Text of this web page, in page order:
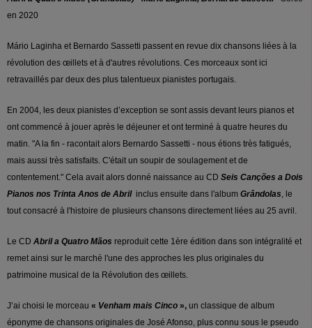
en 2020
Mário Laginha et Bernardo Sassetti passent en revue dix chansons liées à la
révolution des œillets et à d'autres révolutions. Ces morceaux sont ici
retravaillés par deux des plus talentueux pianistes portugais.
En 2004, les deux pianistes d’exception se sont assis devant leurs pianos et
ont commencé à jouer après le déjeuner et ont terminé à quatre heures du
matin. "A la fin - racontait alors Bernardo Sassetti - nous étions très fatigués,
mais aussi très satisfaits. C'était un soupir de soulagement et de
contentement." Cela avait alors donné naissance au CD Seis Canções a Dois
Pianos nos Trinta Anos de Abrilinclus ensuite dans l'album Grândolas , le
tout consacré à l'histoire de plusieurs chansons directement liées au 25 avril.
Le CD Abril a Quatro Mãos reproduit cette 1ère édition dans son intégralité et
remet ainsi sur le marché l'une des approches les plus originales du
patrimoine musical de la Révolution des œillets.
J’ai choisi le morceau « Venham mais Cinco », un classique de album
éponyme de chansons originales de José Afonso, plus connu sous le pseudo